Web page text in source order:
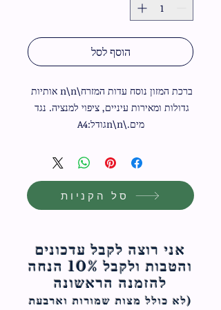
הוסף לסל
מים.\n\nגודל:A4
סל הקניות
אני רוצה לקבל עדכונים
והטבות ולקבל 10% הנחה
להזמנה הראשונה
(לא כולל מצות שמורות וארבעת